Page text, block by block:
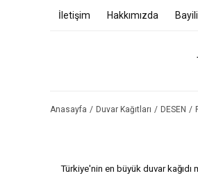
İletişim Hakkımızda
Anasayfa Duvar Kağıtları DESEN
Türkiye'nin en büyük duvar